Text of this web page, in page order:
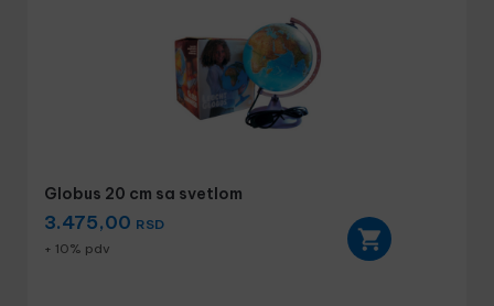
Globus 20 cm sa svetlom
3.475,00 RSD
+ 10% pdv